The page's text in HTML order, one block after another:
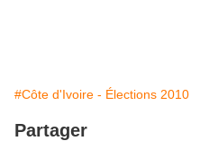
#Côte d'Ivoire - Élections 2010
Partager